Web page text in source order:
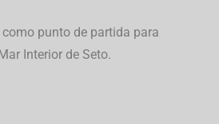
punto de partida para
Interior de Seto.